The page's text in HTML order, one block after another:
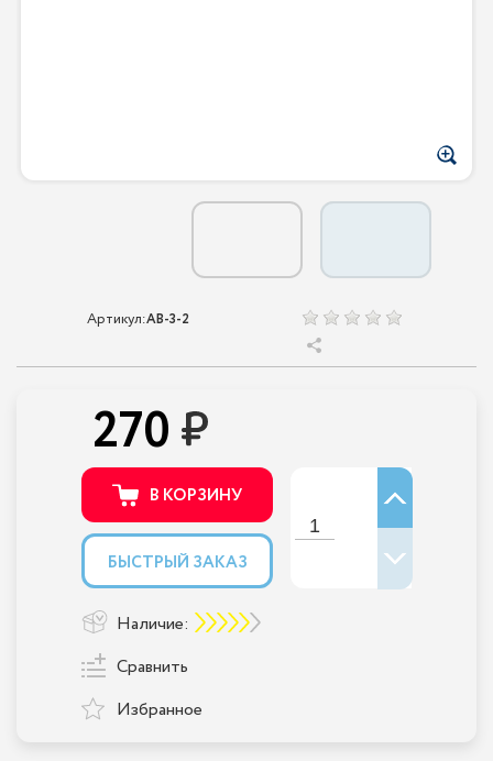
Артикул:AB-3-2
270
В КОРЗИНУ
БЫСТРЫЙ ЗАКАЗ
Наличие:
Сравнить
Избранное